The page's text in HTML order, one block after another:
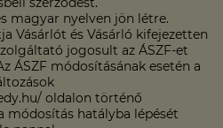
magyar nyelven jön létre.
Vásárlót és Vásárló kifejezetten
jogosult az ÁSZF-et
ÁSZF módosításának esetén a
oldalon történő
módosítás hatályba lépését